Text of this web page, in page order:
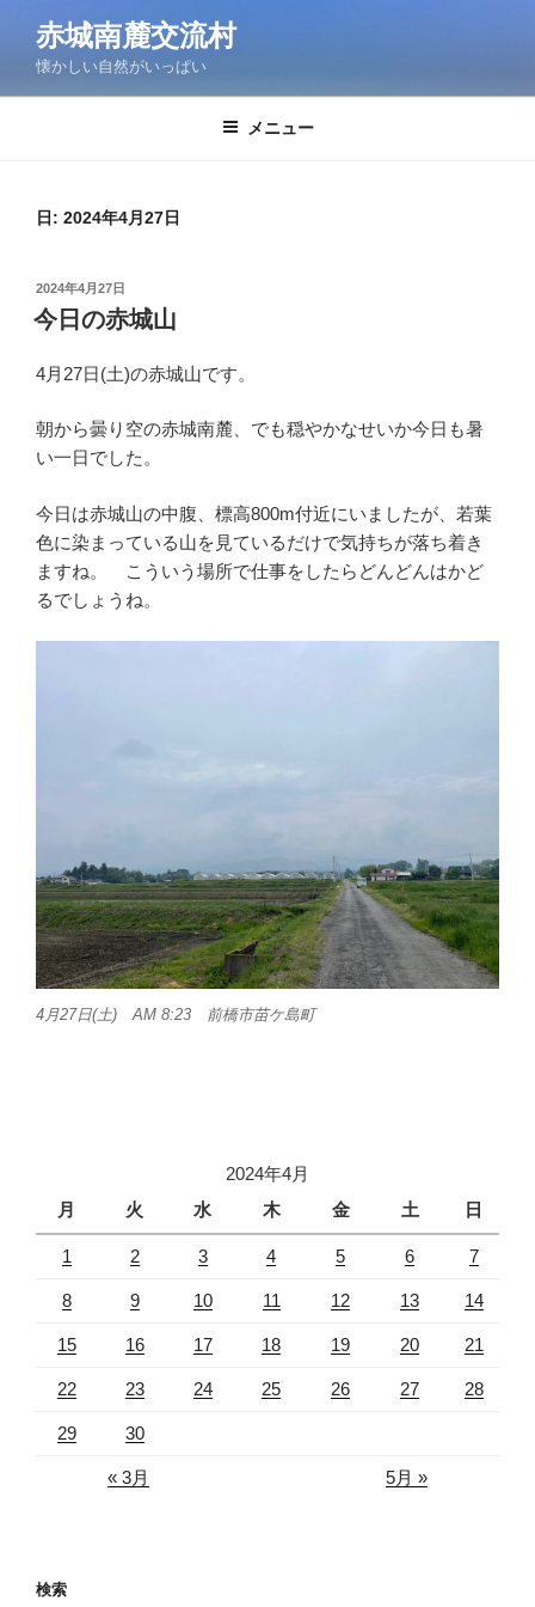
ン
赤城南麓交流村
懐かしい自然がいっぱい
メニュー
日: 2024年4月27日
投
稿
日:
2024年4月27日
今日の赤城山
4月27日(土)の赤城山です。
朝から曇り空の赤城南麓、でも穏やかなせいか今日も暑
い一日でした。
今日は赤城山の中腹、標高800m付近にいましたが、若葉
色に染まっている山を見ているだけで気持ちが落ち着き
ますね。 こういう場所で仕事をしたらどんどんはかど
るでしょうね。
4月27日(土) AM 8:23 前橋市苗ケ島町
2024年4月
月
火 水 木 金 土 日
1 2 3 4 5 6 7
8 9 10 11 12 13 14
15 16 17 18 19 20 21
22 23 24 25 26 27 28
29 30
« 3月 5月 »
検索